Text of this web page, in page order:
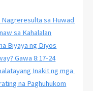
sa Huwad na
sa Kahalalan
Biyaya ng Diyos
Gawa 8:17-24
Inakit ng mga
na Paghuhukom